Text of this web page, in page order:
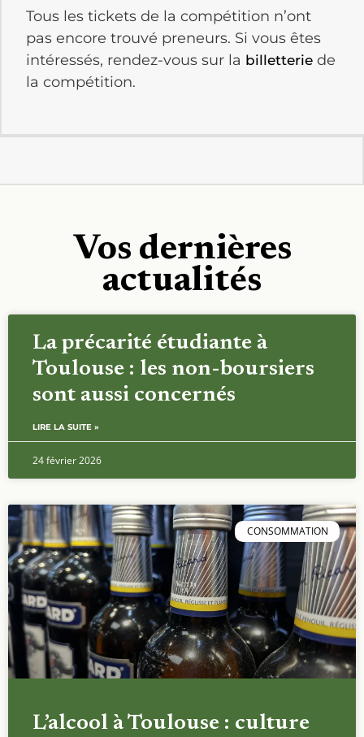
Tous les tickets de la compétition n’ont
pas encore trouvé preneurs. Si vous êtes
intéressés, rendez-vous sur la billetterie de
la compétition.
Vos dernières
actualités
La précarité étudiante à
Toulouse : les non-boursiers
sont aussi concernés
LIRE LA SUITE »
24 février 2026
CONSOMMATION
L’alcool à Toulouse : culture